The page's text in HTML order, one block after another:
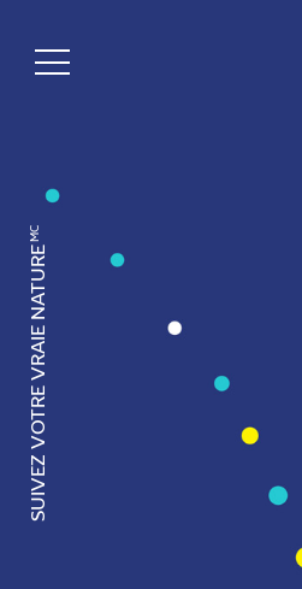
SUIVEZ VOTRE VRAIE NATURE
MC